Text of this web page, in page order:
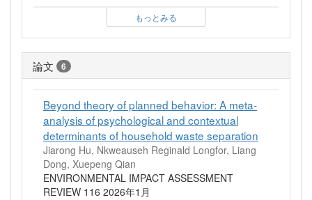
もっとみる
論文 6
Beyond theory of planned behavior: A meta-
analysis of psychological and contextual
determinants of household waste separation
Jiarong Hu, Nkweauseh Reginald Longfor, Liang
Dong, Xuepeng Qian
ENVIRONMENTAL IMPACT ASSESSMENT
REVIEW 116 2026年1月